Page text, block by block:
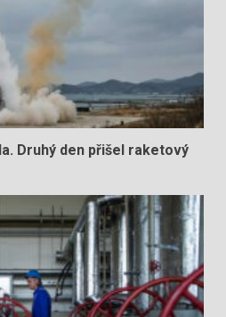
Druhý den přišel raketový